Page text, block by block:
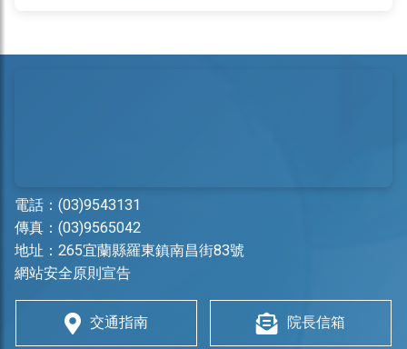
電話： (03)9543131
傳真：(03)9565042
地址： 265宜蘭縣羅東鎮南昌街83號
網站安全原則宣告
交通指南 院長信箱